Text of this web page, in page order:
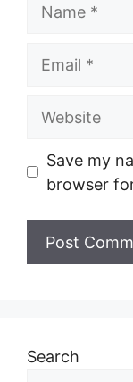
Website
Save my
browser
Search